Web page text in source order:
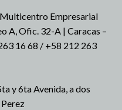
Empresarial
A, Ofic. 32-A | Caracas –
16 68 / +58 212 263
y 6ta Avenida, a dos